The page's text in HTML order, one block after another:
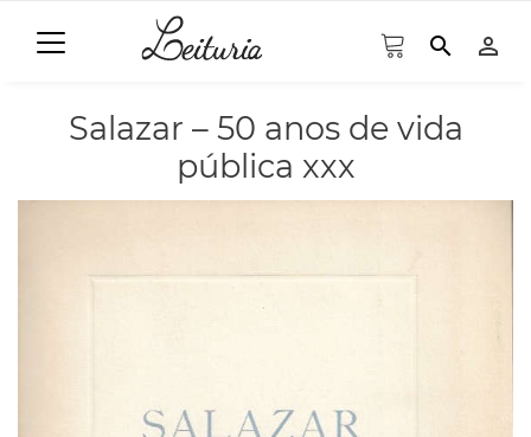
search person_outline
Salazar – 50 anos de vida
pública xxx